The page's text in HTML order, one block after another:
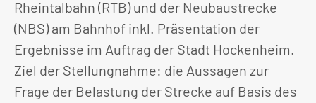
Rheintalbahn (RTB) und der Neubaustrecke
(NBS) am Bahnhof inkl. Präsentation der
Ergebnisse im Auftrag der Stadt Hockenheim.
Ziel der Stellungnahme: die Aussagen zur
Frage der Belastung der Strecke auf Basis des